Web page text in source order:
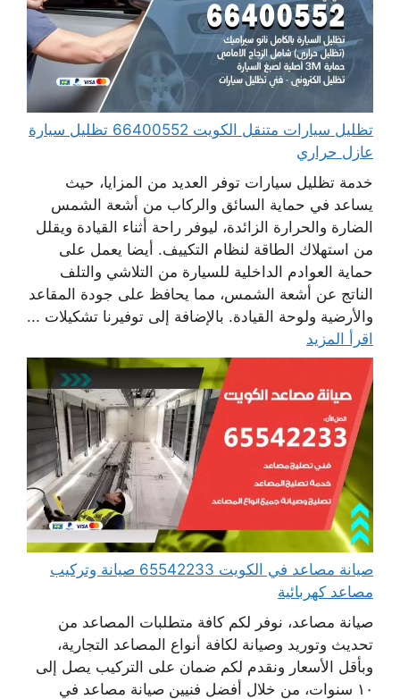
تظليل سيارات متنقل الكويت 66400552 تظليل سيارة
عازل حراري
خدمة تظليل سيارات توفر العديد من المزايا، حيث
يساعد في حماية السائق والركاب من أشعة الشمس
الضارة والحرارة الزائدة، ليوفر راحة أثناء القيادة ويقلل
من استهلاك الطاقة لنظام التكييف. أيضا يعمل على
حماية العوادم الداخلية للسيارة من التلاشي والتلف
الناتج عن أشعة الشمس، مما يحافظ على جودة المقاعد
والأرضية ولوحة القيادة. بالإضافة إلى توفيرنا تشكيلات ...
اقرأ المزيد
صيانة مصاعد في الكويت 65542233 صيانة وتركيب
مصاعد كهربائية
صيانة مصاعد، نوفر لكم كافة متطلبات المصاعد من
تحديث وتوريد وصيانة لكافة أنواع المصاعد التجارية،
وبأقل الأسعار ونقدم لكم ضمان على التركيب يصل إلى
١٠ سنوات، من خلال أفضل فنيين صيانة مصاعد في